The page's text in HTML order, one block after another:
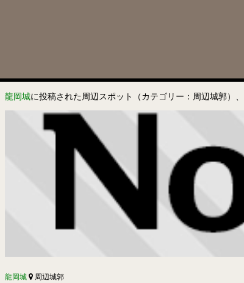
龍岡城に投稿された周辺スポット（カテゴリー：周辺城郭）
龍岡城 周辺城郭